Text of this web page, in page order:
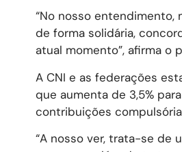
“No nosso
de forma solidária,
atual momento”, afirma o
A CNI e as federações
que aumenta de 3,5%
contribuições
“A nosso ver, trata-se de